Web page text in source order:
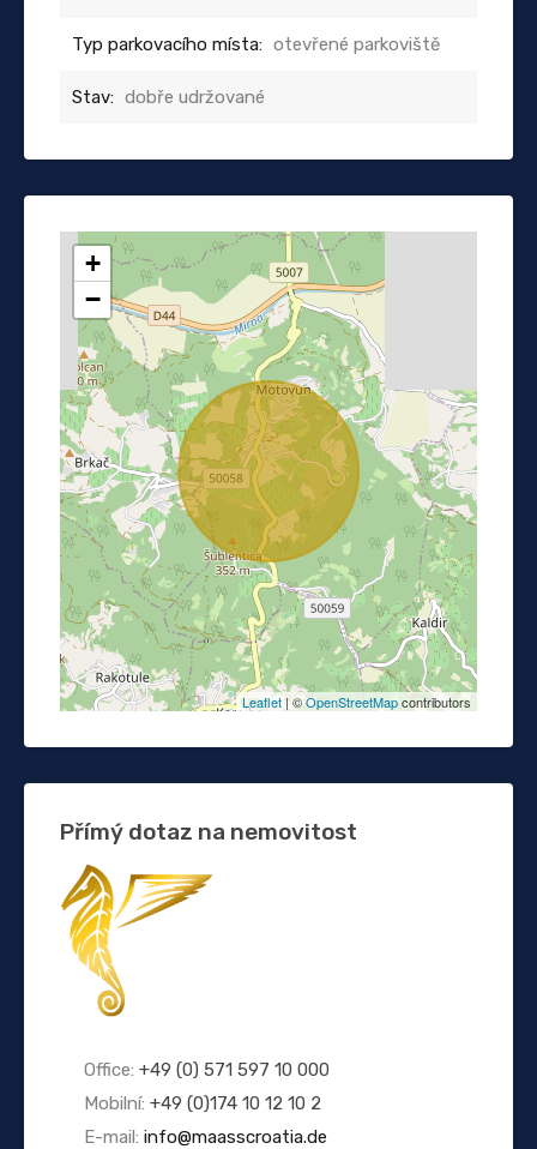
Typ parkovacího místa: otevřené parkoviště
Stav: dobře udržované
+
−
Leaflet| ©OpenStreetMapcontributors
Přímý dotaz na nemovitost
Office: +49 (0) 571 597 10 000
Mobilní: +49 (0)174 10 12 10 2
E-mail: info@maasscroatia.de